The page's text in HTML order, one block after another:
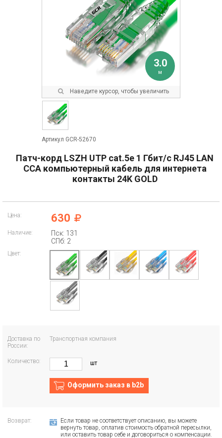
3.0
м
Наведите курсор, чтобы увеличить
Артикул GCR-52670
Патч-корд LSZH UTP cat.5e 1 Гбит/с RJ45 LAN
CCA компьютерный кабель для интернета
контакты 24K GOLD
Цена: 630
Наличие:
Пск: 131
СПб: 2
Цвет:
Доставка по
России:
Транспортная компания
Количество: шт
Оформить заказ в b2b
Возврат:
Если товар не соответствует описанию, вы можете
вернуть товар, оплатив стоимость обратной пересылки,
или оставить товар себе и договориться о компенсации.